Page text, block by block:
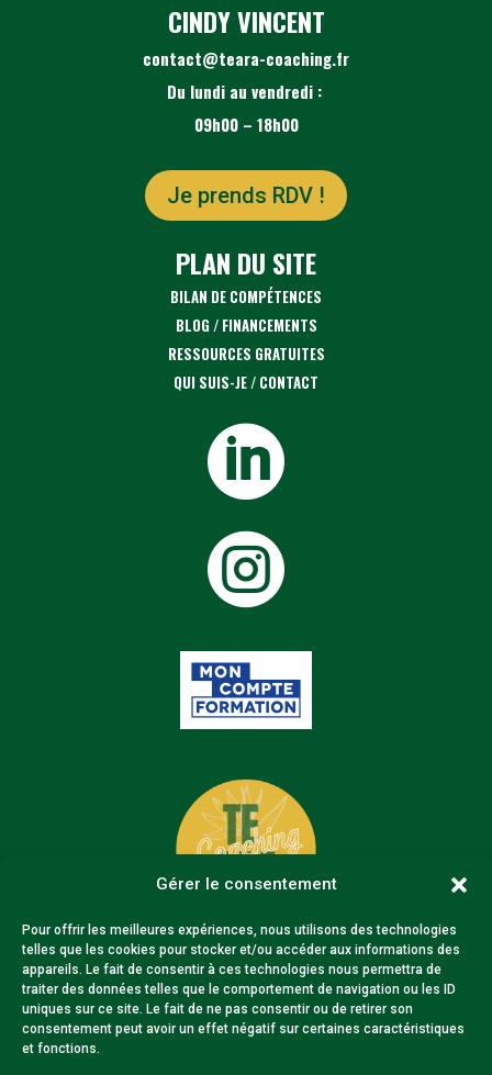
Gérer le consentement
Pour offrir les meilleures expériences, nous utilisons des technologies
telles que les cookies pour stocker et/ou accéder aux informations des
appareils. Le fait de consentir à ces technologies nous permettra de
traiter des données telles que le comportement de navigation ou les ID
uniques sur ce site. Le fait de ne pas consentir ou de retirer son
consentement peut avoir un effet négatif sur certaines caractéristiques
et fonctions.
CINDY VINCENT
contact@teara-coaching.fr
Du lundi au vendredi :
09h00 – 18h00
Je prends RDV !
PLAN DU SITE
BILAN DE COMPÉTENCES
BLOG / FINANCEMENTS
RESSOURCES GRATUITES
QUI SUIS-JE/ CONTACT


Toulouse • Albi• Montauban • Auch
•